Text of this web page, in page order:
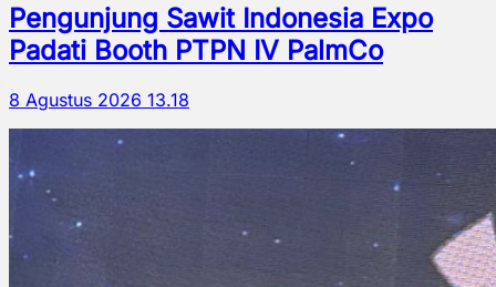
Pengunjung Sawit Indonesia Expo
Padati Booth PTPN IV PalmCo
8 Agustus 2026 13.18